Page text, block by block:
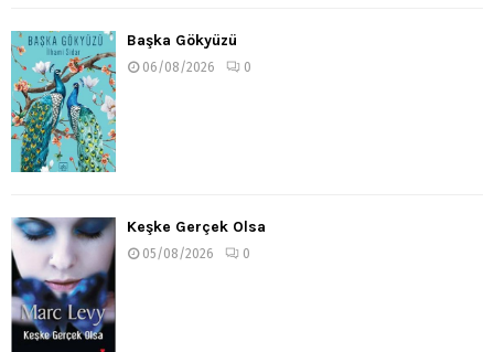
Başka Gökyüzü
06/08/2026 0
Keşke Gerçek Olsa
05/08/2026 0